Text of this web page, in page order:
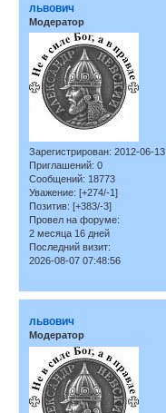
львович
Модератор
Зарегистрирован: 2012-06-13
Приглашений: 0
Сообщений: 18773
Уважение: [+274/-1]
Позитив: [+383/-3]
Провел на форуме:
2 месяца 16 дней
Последний визит:
2026-08-07 07:48:56
львович
Модератор